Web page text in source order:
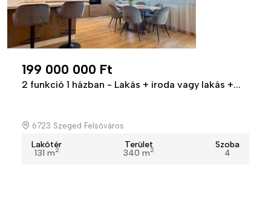
199 000 000 Ft
2 funkció 1 házban - Lakás + iroda vagy lakás +...
6723 Szeged Felsőváros
Lakótér
131 m2
Terület
340 m2
Szoba
4